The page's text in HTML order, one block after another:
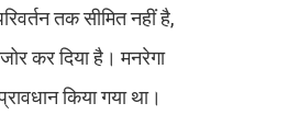
तक सीमित नहीं है,
कर दिया है। मनरेगा
किया गया था।